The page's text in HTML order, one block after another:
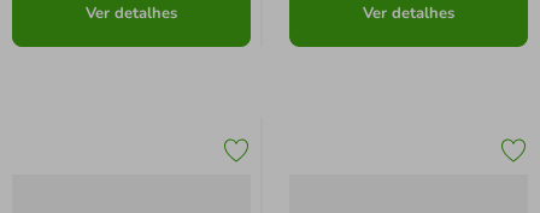
Ver detalhes Ver detalhes